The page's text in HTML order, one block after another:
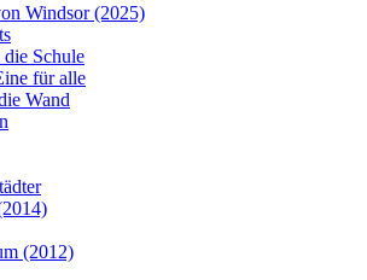
Windsor (2025)
Schule
für alle
Wand
(2012)